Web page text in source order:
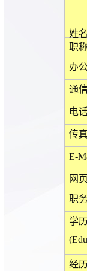
姓
职
办
通
电
传
E-
网
职
学
经